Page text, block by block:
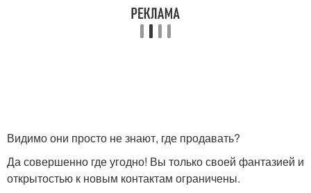
Видимо они просто не знают, где продавать?
Да совершенно где угодно! Вы только своей фантазией и
открытостью к новым контактам ограничены.